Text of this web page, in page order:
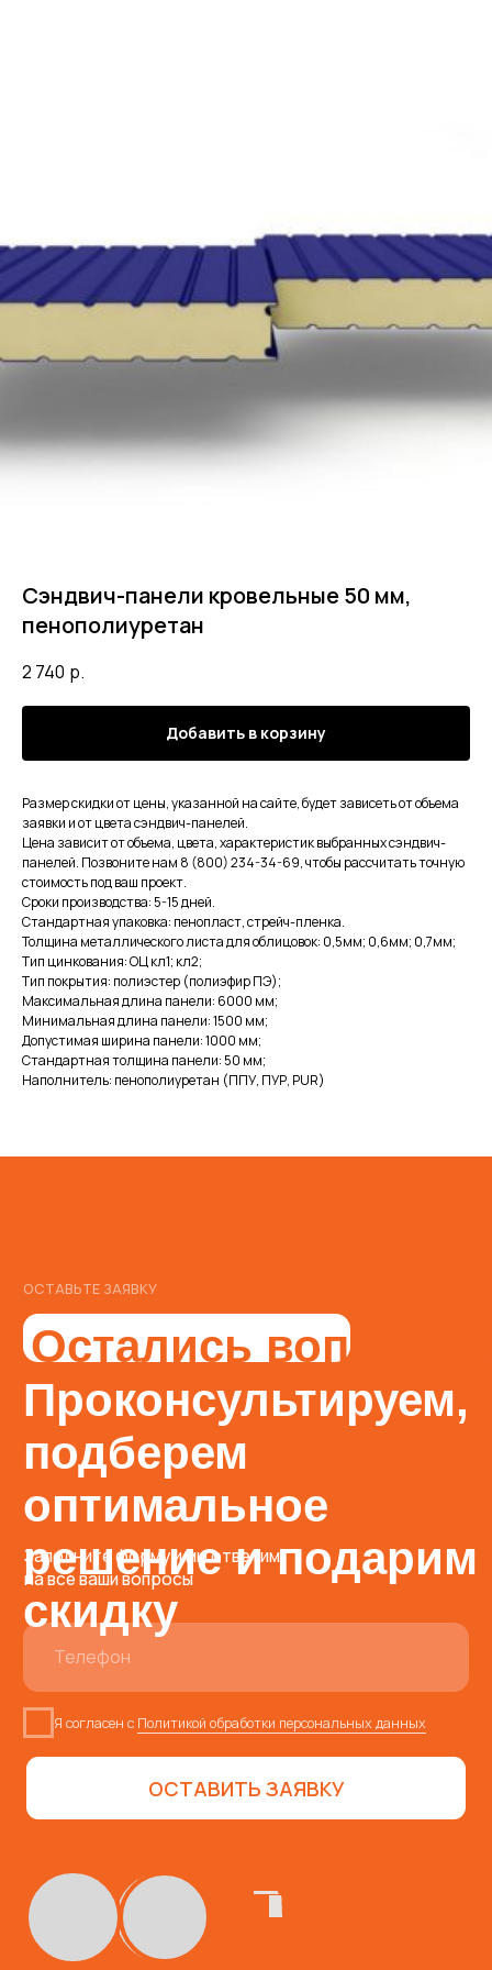
Сэндвич-панели кровельные 50 мм,
пенополиуретан
2 740 р.
Добавить в корзину
Размер скидки от цены, указанной на сайте, будет зависеть от объема
заявки и от цвета сэндвич-панелей.
Цена зависит от объема, цвета, характеристик выбранных сэндвич-
панелей. Позвоните нам 8 (800) 234-34-69, чтобы рассчитать точную
стоимость под ваш проект.
Сроки производства: 5-15 дней.
Стандартная упаковка: пенопласт, стрейч-пленка.
Толщина металлического листа для облицовок: 0,5мм; 0,6мм; 0,7мм;
Тип цинкования: ОЦ кл1; кл2;
Тип покрытия: полиэстер (полиэфир ПЭ);
Максимальная длина панели: 6000 мм;
Минимальная длина панели: 1500 мм;
Допустимая ширина панели: 1000 мм;
Стандартная толщина панели: 50 мм;
Наполнитель: пенополиуретан (ППУ, ПУР, PUR)
ОСТАВЬТЕ ЗАЯВКУ
Наш специалист свяжется
с вами в ближайшее время
Проконсультируем,
подберем
оптимальное
скидку
Остались вопросы?
ТЕЛЕФОН
metkon18@mail.ru
8 (800) 234-
34-69
АДРЕС
посёлок, дом 8
Пн – Пт 09:00 – 18:00
МЕССЕНДЖЕРЫ